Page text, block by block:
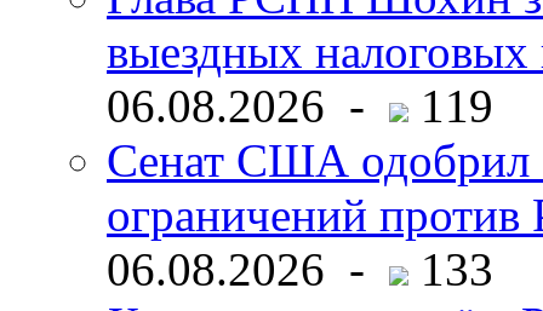
выездных налоговых
06.08.2026 -
119
Сенат США одобрил
ограничений
06.08.2026 -
133